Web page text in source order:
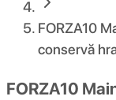
FORZA10
conservă
FORZA10